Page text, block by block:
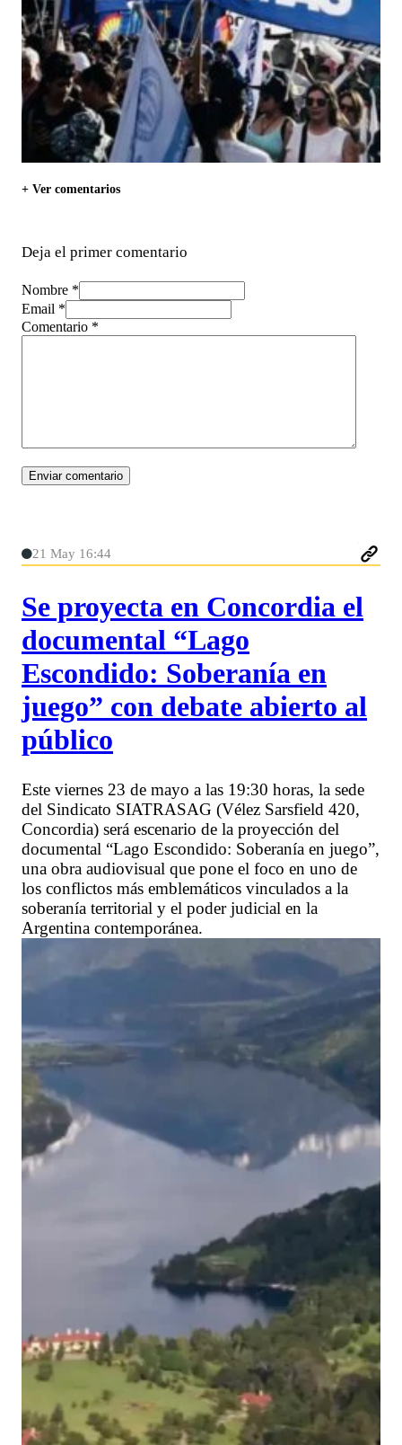
+ Ver comentarios
Deja el primer comentario
Nombre *
Email *
Comentario *
21 May 16:44
Se proyecta en Concordia el
documental “Lago
Escondido: Soberanía en
juego” con debate abierto al
público
Este viernes 23 de mayo a las 19:30 horas, la sede
del Sindicato SIATRASAG (Vélez Sarsfield 420,
Concordia) será escenario de la proyección del
documental “Lago Escondido: Soberanía en juego”,
una obra audiovisual que pone el foco en uno de
los conflictos más emblemáticos vinculados a la
soberanía territorial y el poder judicial en la
Argentina contemporánea.